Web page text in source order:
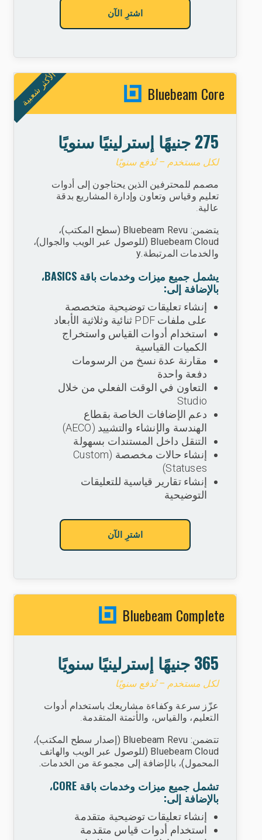
اشترِ الآن
Bluebeam Core الأكثر شعبية
275 جنيهًا إسترلينيًا سنويًا
لكل مستخدم – تُدفع سنويًا
مصمم للمحترفين الذين يحتاجون إلى أدوات
تعليم وقياس وتعاون وإدارة المشاريع بدقة
عالية.
يتضمن: Bluebeam Revu (سطح المكتب)،
Bluebeam Cloud (للوصول عبر الويب والجوال)،
والخدمات المرتبطة.y
يشمل جميع ميزات وخدمات باقة BASICS،
بالإضافة إلى:
إنشاء تعليقات توضيحية متخصصة
على ملفات PDF ثنائية وثلاثية الأبعاد
استخدام أدوات القياس واستخراج
الكميات القياسية
مقارنة عدة نسخ من الرسومات
دفعة واحدة
التعاون في الوقت الفعلي من خلال
Studio
دعم الإضافات الخاصة بقطاع
الهندسة والإنشاء والتشييد (AECO)
التنقل داخل المستندات بسهولة
إنشاء حالات مخصصة (Custom
Statuses)
إنشاء تقارير قياسية للتعليقات
التوضيحية
اشترِ الآن
Bluebeam Complete
365 جنيهًا إسترلينيًا سنويًا
لكل مستخدم – تُدفع سنويًا
عزّز سرعة وكفاءة مشاريعك باستخدام أدوات
التعليم، والقياس، والأتمتة المتقدمة.
تتضمن: Bluebeam Revu (إصدار سطح المكتب)،
Bluebeam Cloud (للوصول عبر الويب والهاتف
المحمول)، بالإضافة إلى مجموعة من الخدمات.
تشمل جميع ميزات وخدمات باقة CORE،
بالإضافة إلى:
إنشاء تعليقات توضيحية متقدمة
استخدام أدوات قياس متقدمة